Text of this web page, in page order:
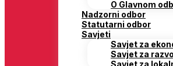
O Glavnom
Nadzorni odbor
Statutarni odbor
Savjeti
Savjet za
Savjet za
Savjet za